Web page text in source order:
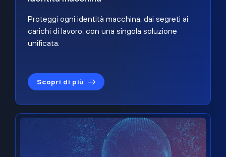
Proteggi ogni identità macchina, dai segreti ai
carichi di lavoro, con una singola soluzione
unificata.
Scopri di più